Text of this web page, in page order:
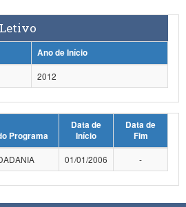
dos Direitos Humanos
Ano de Início
2012
Programa
Data de
Início
Data de
Fim
01/01/2006 -